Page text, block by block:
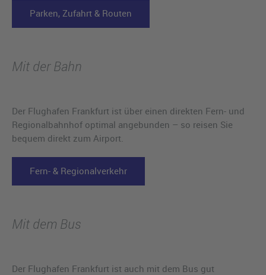
Parken, Zufahrt & Routen
Mit der Bahn
Der Flughafen Frankfurt ist über einen direkten Fern- und
Regionalbahnhof optimal angebunden – so reisen Sie
bequem direkt zum Airport.
Fern- & Regionalverkehr
Mit dem Bus
Der Flughafen Frankfurt ist auch mit dem Bus gut